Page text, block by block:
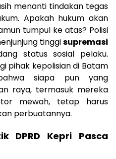
menanti tindakan tegas
Apakah hukum akan
tumpul ke atas? Polisi
tinggisupremasi
status sosial pelaku.
pihak kepolisian di Batam
siapa pun yang
raya, termasuk mereka
mewah, tetap harus
perbuatannya.
DPRD Kepri Pasca